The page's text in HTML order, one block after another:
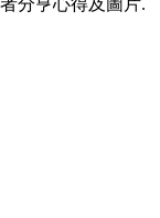
分亨心得及圖片.